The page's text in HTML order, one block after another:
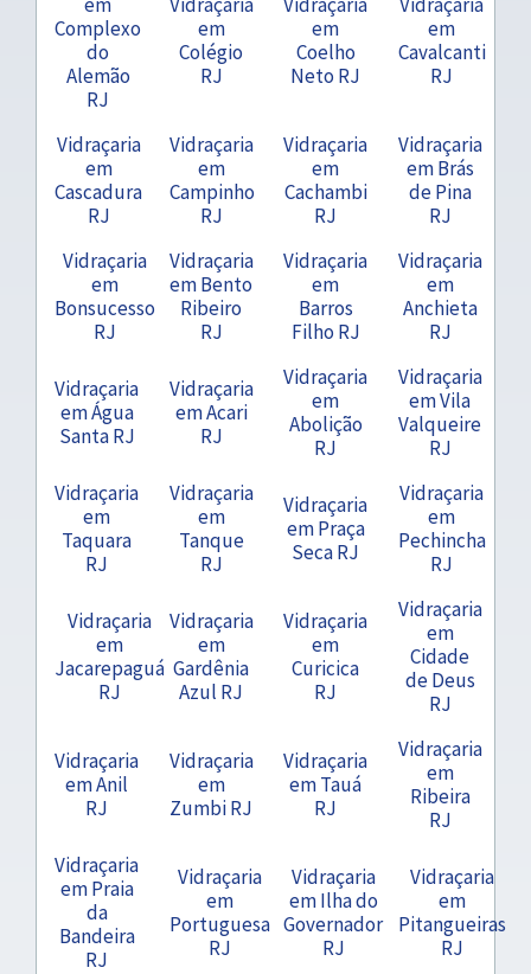
Complexo
do
Alemão
RJ
em
Colégio
RJ
em
Coelho
Neto RJ
em
Cavalcanti
RJ
Vidraçaria
em
Cascadura
RJ
Vidraçaria
em
Campinho
RJ
Vidraçaria
em
Cachambi
RJ
Vidraçaria
em Brás
de Pina
RJ
Vidraçaria
em
Bonsucesso
RJ
Vidraçaria
em Bento
Ribeiro
RJ
Vidraçaria
em
Barros
Filho RJ
Vidraçaria
em
Anchieta
RJ
Vidraçaria
em Água
Santa RJ
Vidraçaria
em Acari
RJ
Vidraçaria
em
Abolição
RJ
Vidraçaria
em Vila
Valqueire
RJ
Vidraçaria
em
Taquara
RJ
Vidraçaria
em
Tanque
RJ
Vidraçaria
em Praça
Seca RJ
Vidraçaria
em
Pechincha
RJ
Vidraçaria
em
Jacarepaguá
RJ
Vidraçaria
em
Gardênia
Azul RJ
Vidraçaria
em
Curicica
RJ
Vidraçaria
em
Cidade
de Deus
RJ
Vidraçaria
em Anil
RJ
Vidraçaria
em
Zumbi RJ
Vidraçaria
em Tauá
RJ
Vidraçaria
em
Ribeira
RJ
Vidraçaria
em Praia
da
Bandeira
RJ
Vidraçaria
em
Portuguesa
RJ
Vidraçaria
em Ilha do
Governador
RJ
Vidraçaria
em
Pitangueiras
RJ